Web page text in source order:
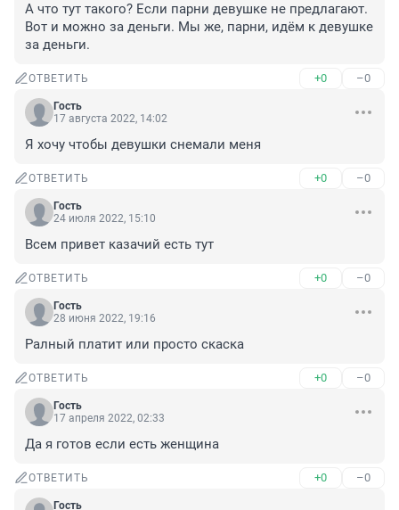
А что тут такого? Если парни девушке не предлагают.
Вот и можно за деньги. Мы же, парни, идём к девушке
за деньги.
ОТВЕТИТЬ +0 –0
Гость
17 августа 2022, 14:02
Я хочу чтобы девушки снемали меня
ОТВЕТИТЬ +0 –0
Гость
24 июля 2022, 15:10
Всем привет казачий есть тут
ОТВЕТИТЬ +0 –0
Гость
28 июня 2022, 19:16
Ралный платит или просто скаска
ОТВЕТИТЬ +0 –0
Гость
17 апреля 2022, 02:33
Да я готов если есть женщина
ОТВЕТИТЬ +0 –0
Гость